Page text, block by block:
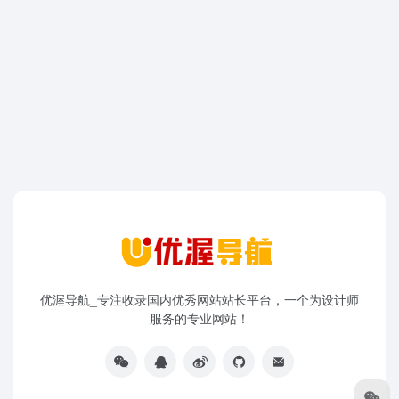
优渥导航_专注收录国内优秀网站站长平台，一个为设计师
服务的专业网站！